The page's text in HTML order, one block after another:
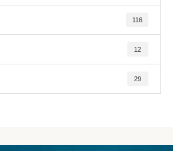
116
12
29